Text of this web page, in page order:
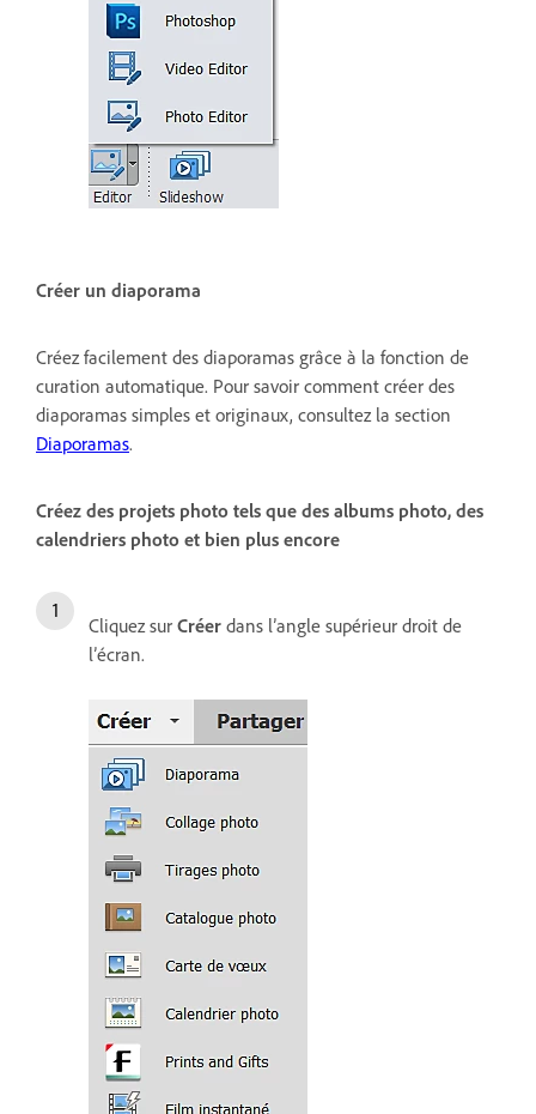
Créer un diaporama
Créez facilement des diaporamas grâce à la fonction de
curation automatique. Pour savoir comment créer des
diaporamas simples et originaux, consultez la section
Diaporamas.
Créez des projets photo tels que des albums photo, des
calendriers photo et bien plus encore
Cliquez sur Créer dans l’angle supérieur droit de
l’écran.